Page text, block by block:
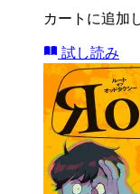
カートに追加
試し読み